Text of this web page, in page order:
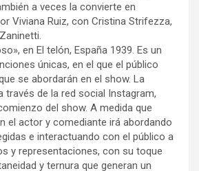
a veces la convierte en
Viviana Ruiz, con Cristina Strifezza,
en El telón, España 1939. Es un
únicas, en el que el público
se abordarán en el show. La
través de la red social Instagram,
del show. A medida que
el actor y comediante irá abordando
e interactuando con el público a
y representaciones, con su toque
y ternura que generan un